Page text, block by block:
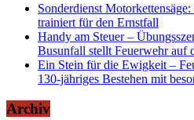
Sonderdienst
trainiert für den Ernstfall
Handy am Steuer –
Busunfall stellt Feuerwehr auf
Ein Stein für die Ewigkeit –
130-jähriges Bestehen mit
Archiv